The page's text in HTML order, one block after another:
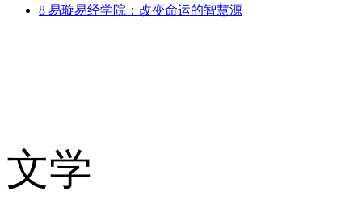
8 易璇易经学院：改变命运的智慧源
文学